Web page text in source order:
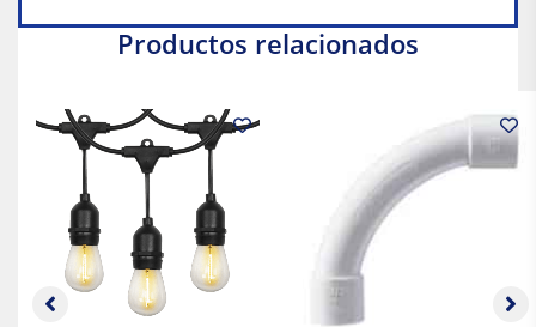
Productos relacionados